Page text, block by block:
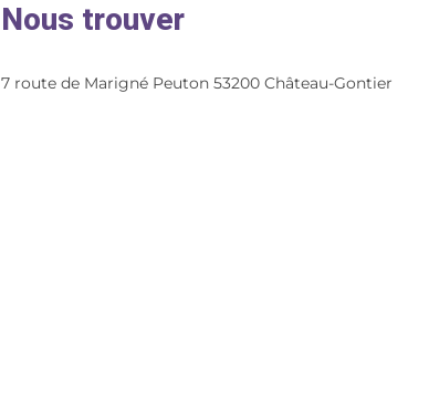
Nous trouver
7 route de Marigné Peuton 53200 Château-Gontier